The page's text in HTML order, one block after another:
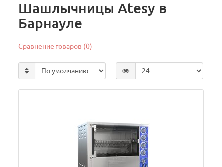
Шашлычницы Atesy в
Барнауле
Сравнение товаров (0)